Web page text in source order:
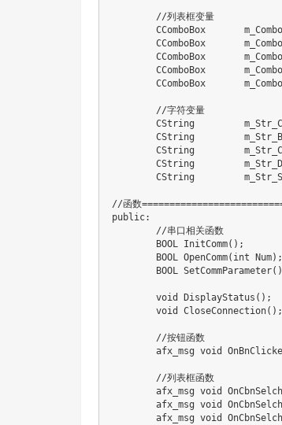
//列表框变量
CComboBox
CComboBox
CComboBox
CComboBox
CComboBox
//字符变量
CString
CString
CString
CString
CString
//函数
public:
//串口相关函数
	BOOL
InitComm( ) ;
	BOOL
OpenComm( int Num) ;
	BOOL
SetCommParameter( )
void DisplayStatus ( ) ;
void
CloseConnection( ) ;
//按钮函数
	afx_msg
void
//列表框函数
	afx_msg
void
	afx_msg
void
	afx_msg
void